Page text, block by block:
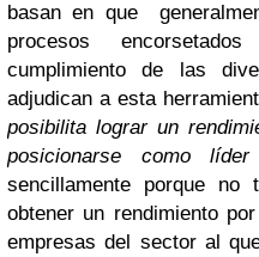
basan en que
procesos
cumplimiento de las
adjudican a esta
posibilita lograr un
posicionarse como
sencillamente porque no
obtener un rendimiento
empresas del sector al